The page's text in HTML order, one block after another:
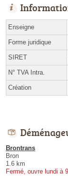
Enseigne
Forme juridique
SIRET
N° TVA Intra.
Création
Brontrans
Bron
1.6 km
Fermé, ouvre lundi à